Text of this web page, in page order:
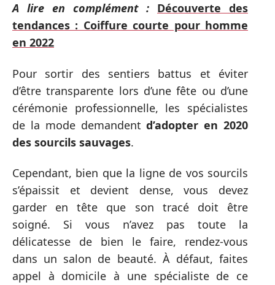
A lire en complément : Découverte des
tendances : Coiffure courte pour homme
en 2022
Pour sortir des sentiers battus et éviter
d’être transparente lors d’une fête ou d’une
cérémonie professionnelle, les spécialistes
de la mode demandentd’adopter en 2020
des sourcils sauvages.
Cependant, bien que la ligne de vos sourcils
s’épaissit et devient dense, vous devez
garder en tête que son tracé doit être
soigné. Si vous n’avez pas toute la
délicatesse de bien le faire, rendez-vous
dans un salon de beauté. À défaut, faites
appel à domicile à une spécialiste de ce